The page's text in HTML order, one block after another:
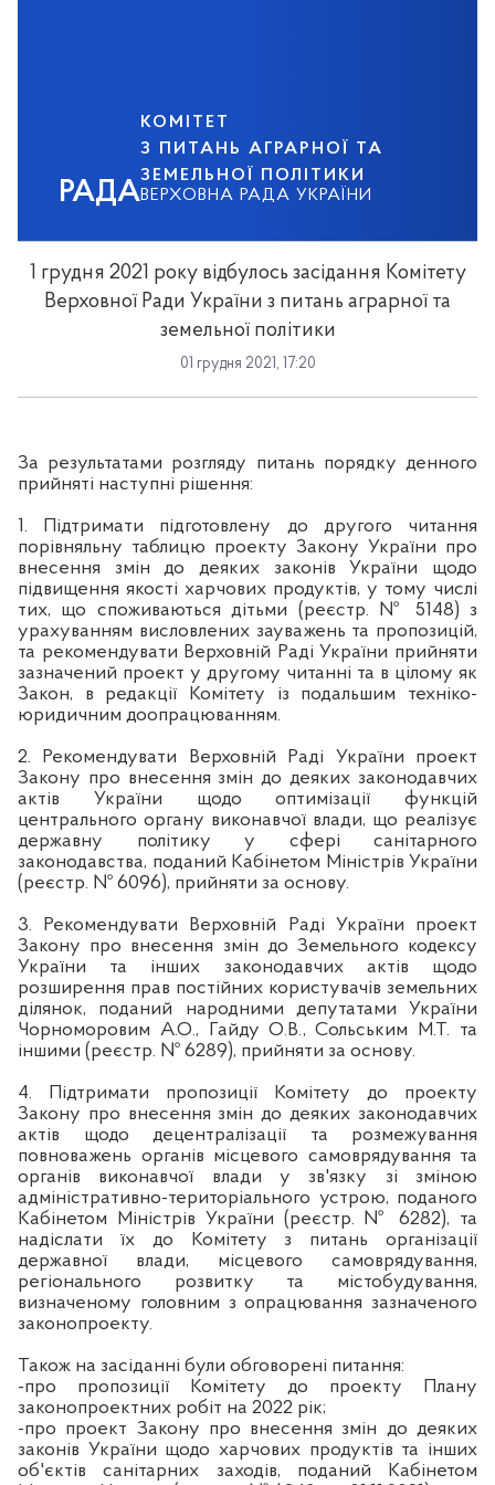
РАДА
КОМІТЕТ
З ПИТАНЬ АГРАРНОЇ ТА
ЗЕМЕЛЬНОЇ ПОЛІТИКИ
ВЕРХОВНА РАДА УКРАЇНИ
1 грудня 2021 року відбулось засідання Комітету
Верховної Ради України з питань аграрної та
земельної політики
01 грудня 2021, 17:20
За результатами розгляду питань порядку денного
прийняті наступні рішення:
1. Підтримати підготовлену до другого читання
порівняльну таблицю проекту Закону України про
внесення змін до деяких законів України щодо
підвищення якості харчових продуктів, у тому числі
тих, що споживаються дітьми (реєстр. № 5148) з
урахуванням висловлених зауважень та пропозицій,
та рекомендувати Верховній Раді України прийняти
зазначений проект у другому читанні та в цілому як
Закон, в редакції Комітету із подальшим техніко-
юридичним доопрацюванням.
2. Рекомендувати Верховній Раді України проект
Закону про внесення змін до деяких законодавчих
актів України щодо оптимізації функцій
центрального органу виконавчої влади, що реалізує
державну політику у сфері санітарного
законодавства, поданий Кабінетом Міністрів України
(реєстр. № 6096), прийняти за основу.
3. Рекомендувати Верховній Раді України проект
Закону про внесення змін до Земельного кодексу
України та інших законодавчих актів щодо
розширення прав постійних користувачів земельних
ділянок, поданий народними депутатами України
Чорноморовим А.О., Гайду О.В., Сольським М.Т. та
іншими (реєстр. № 6289), прийняти за основу.
4. Підтримати пропозиції Комітету до проекту
Закону про внесення змін до деяких законодавчих
актів щодо децентралізації та розмежування
повноважень органів місцевого самоврядування та
органів виконавчої влади у зв'язку зі зміною
адміністративно-територіального устрою, поданого
Кабінетом Міністрів України (реєстр. № 6282), та
надіслати їх до Комітету з питань організації
державної влади, місцевого самоврядування,
регіонального розвитку та містобудування,
визначеному головним з опрацювання зазначеного
законопроекту.
Також на засіданні були обговорені питання:
-про пропозиції Комітету до проекту Плану
законопроектних робіт на 2022 рік;
-про проект Закону про внесення змін до деяких
законів України щодо харчових продуктів та інших
об'єктів санітарних заходів, поданий Кабінетом